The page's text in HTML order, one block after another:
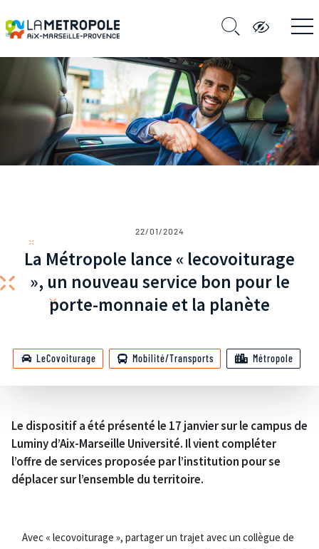
22/01/2024
La Métropole lance « lecovoiturage
», un nouveau service bon pour le
porte-monnaie et la planète
LeCovoiturage Mobilité/Transports Métropole
Le dispositif a été présenté le 17 janvier sur le campus de
Luminy d’Aix-Marseille Université. Il vient compléter
l’offre de services proposée par l’institution pour se
déplacer sur l’ensemble du territoire.
Avec « lecovoiturage », partager un trajet avec un collègue de